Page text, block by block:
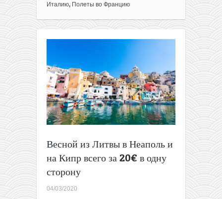
вариантов
на
из
Вильнюса
и
Каунаса
всего
до
60€
обратно
Италию, Полеты во Францию
Весной из Литвы в Неаполь и
на Кипр всего за 20€ в одну
сторону
04/03/2020